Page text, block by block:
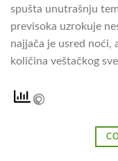
spušta unutrašnju
previsoka uzrokuje
najjača je usred noći,
količina veštačkog